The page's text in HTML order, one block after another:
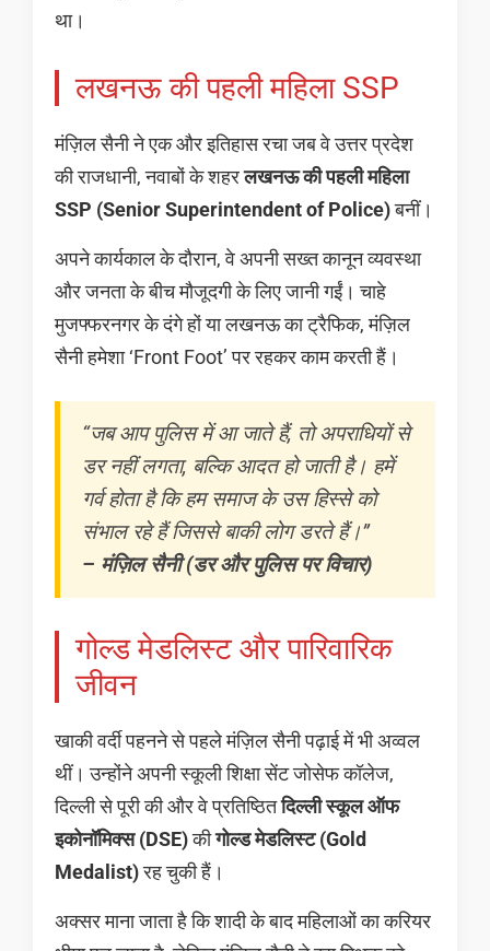
था।
लखनऊ की पहली महिला SSP
मंज़िल सैनी ने एक और इतिहास रचा जब वे उत्तर प्रदेश
की राजधानी, नवाबों के शहरलखनऊ की पहली महिला
SSP (Senior Superintendent of Police)बनीं।
अपने कार्यकाल के दौरान, वे अपनी सख्त कानून व्यवस्था
और जनता के बीच मौजूदगी के लिए जानी गईं। चाहे
मुजफ्फरनगर के दंगे हों या लखनऊ का ट्रैफिक, मंज़िल
सैनी हमेशा ‘Front Foot’ पर रहकर काम करती हैं।
“जब आप पुलिस में आ जाते हैं, तो अपराधियों से
डर नहीं लगता, बल्कि आदत हो जाती है। हमें
गर्व होता है कि हम समाज के उस हिस्से को
संभाल रहे हैं जिससे बाकी लोग डरते हैं।”
– मंज़िल सैनी (डर और पुलिस पर विचार)
गोल्ड मेडलिस्ट और पारिवारिक
जीवन
खाकी वर्दी पहनने से पहले मंज़िल सैनी पढ़ाई में भी अव्वल
थीं। उन्होंने अपनी स्कूली शिक्षा सेंट जोसेफ कॉलेज,
दिल्ली से पूरी की और वे प्रतिष्ठितदिल्ली स्कूल ऑफ
इकोनॉमिक्स (DSE)कीगोल्ड मेडलिस्ट (Gold
Medalist)रह चुकी हैं।
अक्सर माना जाता है कि शादी के बाद महिलाओं का करियर